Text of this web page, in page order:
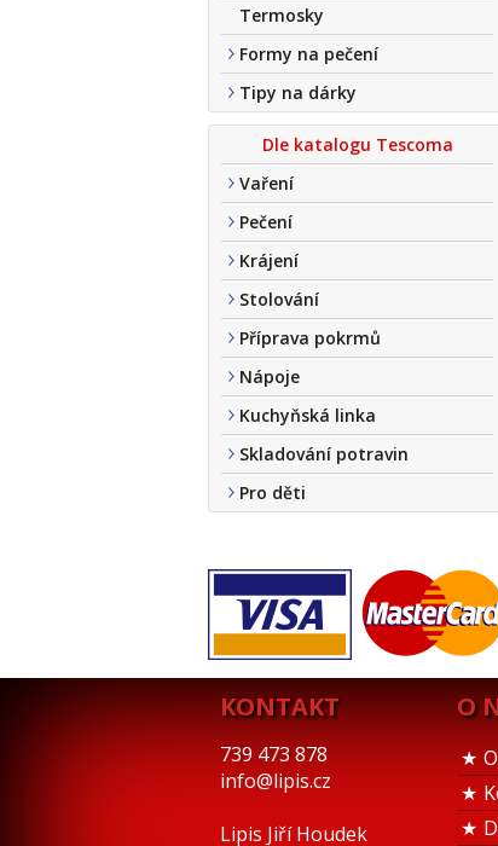
Termosky
Formy na pečení
Tipy na dárky
Dle katalogu Tescoma
Vaření
Pečení
Krájení
Stolování
Příprava pokrmů
Nápoje
Kuchyňská linka
Skladování potravin
Pro děti
KONTAKT
739 473 878
info@lipis.cz
Lipis Jiří Houdek
O